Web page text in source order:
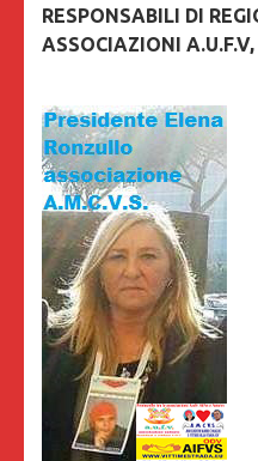
RESPONSABILI DI
ASSOCIAZIONI A.U.F.V,